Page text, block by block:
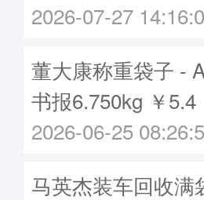
2026-07-27
董大康称重袋子 -
书报6.750kg ￥5.4
2026-06-25
马英杰装车回收满